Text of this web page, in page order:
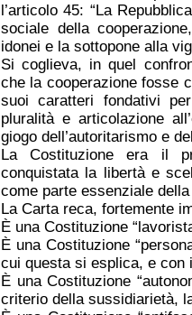
l’articolo 45: “La
sociale della
idonei e la sottopone alla
Si coglieva, in quel
che la cooperazione fosse
suoi caratteri fondativi
pluralità e articolazione
giogo dell’autoritarismo e
La Costituzione era il
conquistata la libertà e
come parte essenziale
La Carta reca, fortemente
È una Costituzione
È una Costituzione
cui questa si esplica, e con
È una Costituzione
criterio della sussidiarietà,